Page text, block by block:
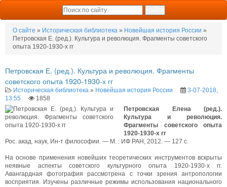
О сайте » Историческая библиотека » Новейшая история России »
Петровская Е. (ред.). Культура и революция. Фрагменты советского
опыта 1920-1930-х гг
Петровская Е. (ред.). Культура и революция. Фрагменты
советского опыта 1920-1930-х гг
Историческая библиотека » Новейшая история России
3-07-2018,
13:55
1858
Петровская Елена (ред.).
Культура и революция.
Фрагменты советского опыта
1920-1930-х гг
Рос. акад. наук, Ин-т философии. — М. : ИФ РАН, 2012. — 127 с.
На основе применения новейших теоретических инструментов вскрыты
неявные аспекты советского культурного опыта 1920-1930-x гг.
Авангардная фотография рассмотрена с точки зрения антропологии
восприятия. Изучены различные режимы использования национального